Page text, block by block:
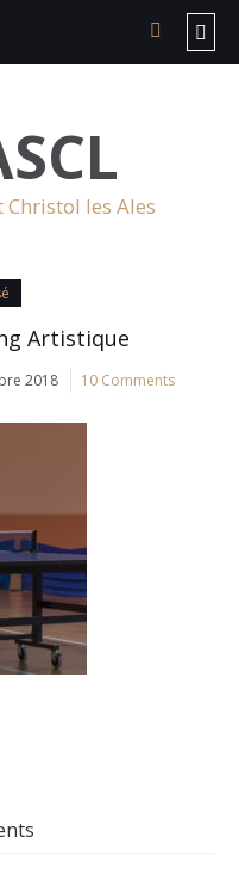
les Ales
Artistique
2018 10 Comments